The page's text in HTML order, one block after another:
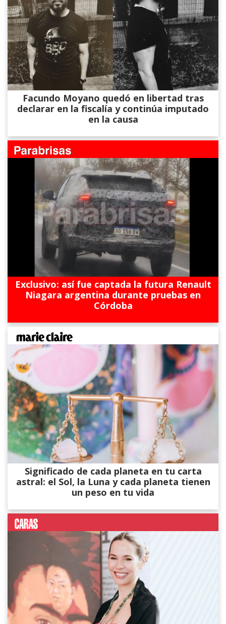
Facundo Moyano quedó en libertad tras
declarar en la fiscalía y continúa imputado
en la causa
Exclusivo: así fue captada la futura Renault
Niagara argentina durante pruebas en
Córdoba
Significado de cada planeta en tu carta
astral: el Sol, la Luna y cada planeta tienen
un peso en tu vida